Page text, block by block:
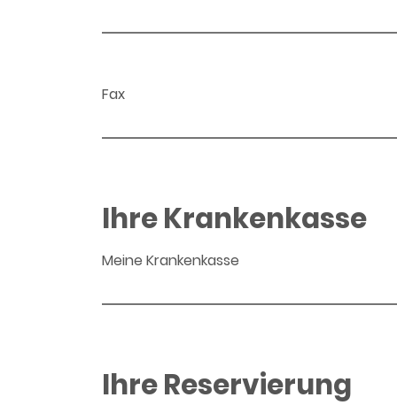
Fax
Ihre Krankenkasse
Meine Krankenkasse
Ihre Reservierung